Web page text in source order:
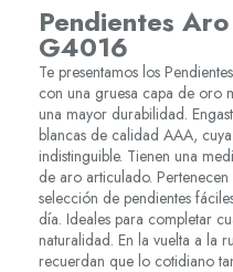
Pendientes
G4016
Te presentamos los
con una gruesa capa de oro
una mayor durabilidad.
blancas de calidad AAA,
indistinguible. Tienen una
de aro articulado.
selección de pendientes
día. Ideales para completar
naturalidad. En la vuelta a la
recuerdan que lo cotidiano